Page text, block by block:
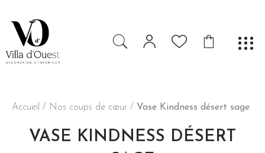
Accueil / Nos coups de cœur / Vase Kindness désert sage
VASE KINDNESS DÉSERT